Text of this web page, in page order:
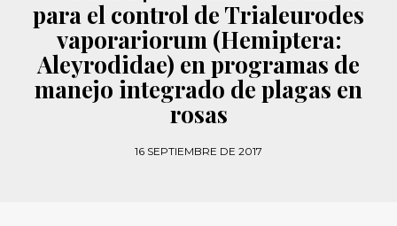
para el control de Trialeurodes
vaporariorum (Hemiptera:
Aleyrodidae) en programas de
manejo integrado de plagas en
rosas
16 SEPTIEMBRE DE 2017